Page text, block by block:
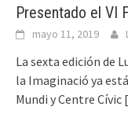
Presentado el VI
mayo 11, 2019
La sexta edición de
la Imaginació ya
Mundi y Centre Cívic